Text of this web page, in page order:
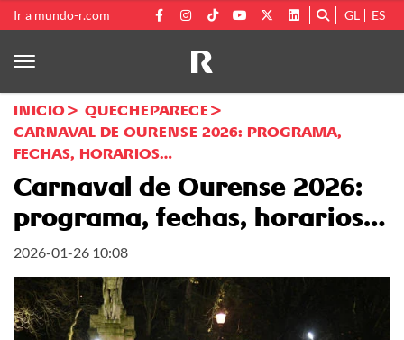
Ir a mundo-r.com GL ES
INICIO
QUECHEPARECE
CARNAVAL DE OURENSE 2026: PROGRAMA,
FECHAS, HORARIOS…
Carnaval de Ourense 2026:
programa, fechas, horarios…
2026-01-26 10:08